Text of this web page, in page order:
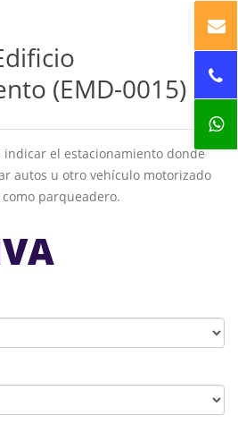
(EMD-0015)
indicar el estacionamiento donde
autos u otro vehículo motorizado
parqueadero.